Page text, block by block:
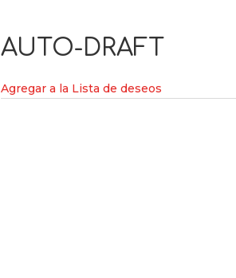
AUTO-DRAFT
Agregar a la Lista de deseos